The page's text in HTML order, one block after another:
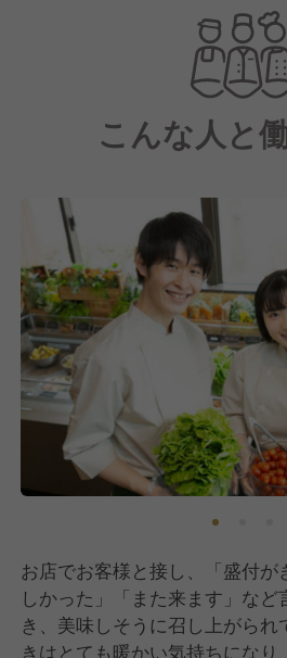
ベブヤ：和牛食べ放題などの人
にくじろう：下町情緒が漂うど
【大阪】薩摩牛の蔵 ビーフ
薩摩牛の蔵：大阪市内を中心に
着いた空間でお客様をおもて
ビーファーズ：ファミリー層
せたシーズンメニューが好評
かみむら牧場：特急レーンで
【福岡】かみむら牧場 を展開
かみむら牧場：ららぽーと福岡
題店
お肉屋さんを原点とし、地域
味しさを提供し続けています。
カミチクグループとして薩摩牛
外食事業までグループ一貫体制
こんな人と
お店でお客様と接し、「盛付が
しかった」「また来ます」など
き、美味しそうに召し上がられ
きはとても暖かい気持ちになり